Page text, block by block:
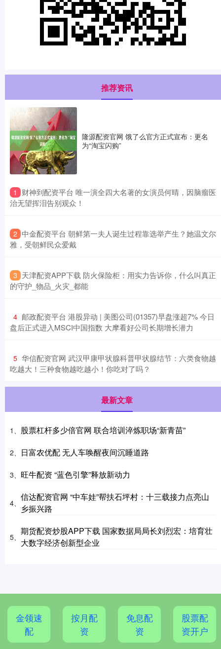
推荐资讯
隆源配资官网 饿了么官方正式宣布：更名
为“淘宝闪购”
1
​财神到配资平台 唯一演全四大名著的女演员何晴，因脑瘤医
治无望挥泪告别观众！
2 ​中金配资平台 朝鲜第一夫人诞生过程靠选举产生？她温文尔
雅，受朝鲜民众爱戴
3 ​天津配资APP下载 防火保险柜：用实力告诉你，什么叫真正
的守护_物品_火灾_都能
4 ​邮政配资平台 港股异动 | 美图公司(01357)早盘涨超7% 今日
盘后正式进入MSCI中国指数 大摩看好公司长期增长潜力
5 ​华信配资官网 武汉甲康甲状腺科普甲状腺结节：六类食物越
吃越大！三种食物越吃越小！你吃对了吗？
最新文章
1、 股票杠杆多少倍官网 联合培训淬炼职场“新青苗”
2、 日富农优配 无人车唤醒夜间沉睡道路
3、 旺牛配资 “蓝色引擎”释放新动力
4、
信达配资官网 “中车娃”帮扶石坪村：十三载接力点亮山
乡振兴路
5、
期货配资炒股APP下载 国家数据局局长刘烈宏：培育壮
大数字经济创新型企业
金领速
配
按月配
资
免息配
资
股票配
资开户